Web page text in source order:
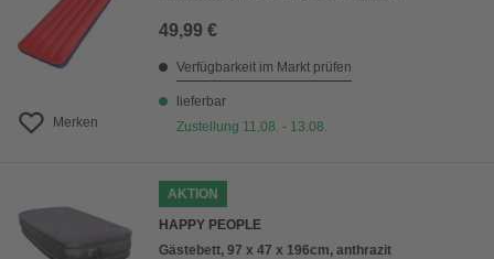
Merken
49,99 €
Verfügbarkeit im Markt prüfen
lieferbar
Zustellung 11.08. - 13.08.
AKTION
HAPPY PEOPLE
Gästebett, 97 x 47 x 196cm, anthrazit